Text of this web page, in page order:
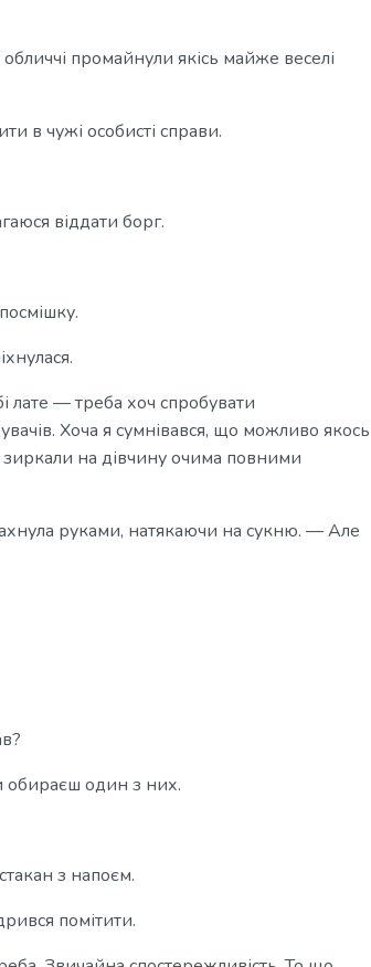
промайнули якісь майже веселі
в чужі особисті справи.
віддати борг.
лате — треба хоч спробувати
Хоча я сумнівався, що можливо якось
зиркали на дівчину очима повними
руками, натякаючи на сукню. — Але
обираєш один з них.
з напоєм.
помітити.